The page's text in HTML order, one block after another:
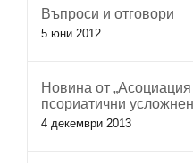
Въпроси и отговори
5 юни 2012
Новина от
псориатични
4 декември 2013